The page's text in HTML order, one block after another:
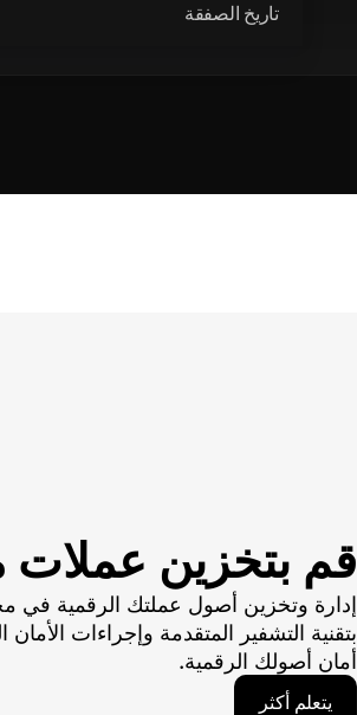
تاريخ الصفقة
قم بتخزين
إدارة وتخزين أصول عملتك الرقمية في
بتقنية التشفير المتقدمة وإجراءات الأمان
أمان أصولك الرقمية.
يتعلم أكثر